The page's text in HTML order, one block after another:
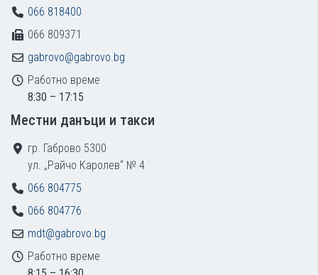
066 818400
066 809371
gabrovo@gabrovo.bg
Работно време
8:30 – 17:15
Местни данъци и такси
гр. Габрово 5300
ул. „Райчо Каролев“ № 4
066 804775
066 804776
mdt@gabrovo.bg
Работно време